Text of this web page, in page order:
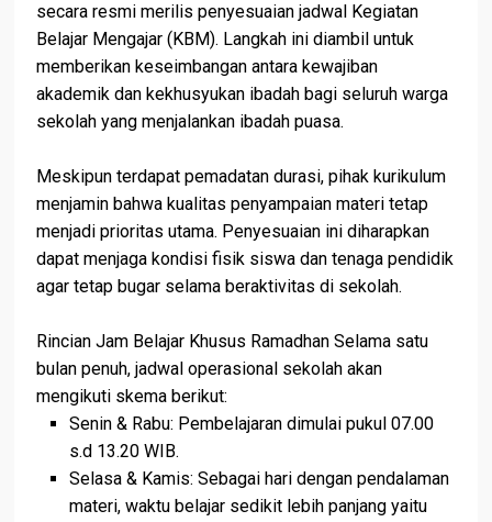
secara resmi merilis penyesuaian jadwal Kegiatan
Belajar Mengajar (KBM). Langkah ini diambil untuk
memberikan keseimbangan antara kewajiban
akademik dan kekhusyukan ibadah bagi seluruh warga
sekolah yang menjalankan ibadah puasa.
Meskipun terdapat pemadatan durasi, pihak kurikulum
menjamin bahwa kualitas penyampaian materi tetap
menjadi prioritas utama. Penyesuaian ini diharapkan
dapat menjaga kondisi fisik siswa dan tenaga pendidik
agar tetap bugar selama beraktivitas di sekolah.
Rincian Jam Belajar Khusus Ramadhan Selama satu
bulan penuh, jadwal operasional sekolah akan
mengikuti skema berikut:
Senin & Rabu: Pembelajaran dimulai pukul 07.00
s.d 13.20 WIB.
Selasa & Kamis: Sebagai hari dengan pendalaman
materi, waktu belajar sedikit lebih panjang yaitu